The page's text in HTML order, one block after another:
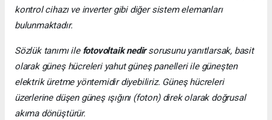
kontrol cihazı ve inverter gibi diğer sistem elemanları
bulunmaktadır.
Sözlük tanımı ile fotovoltaik nedirsorusunu yanıtlarsak, basit
olarak güneş hücreleri yahut güneş panelleri ile güneşten
elektrik üretme yöntemidir diyebiliriz. Güneş hücreleri
üzerlerine düşen güneş ışığını (foton) direk olarak doğrusal
akıma dönüştürür.